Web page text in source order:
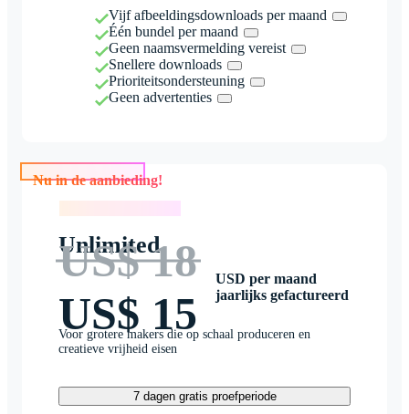
Vijf afbeeldingsdownloads per maand
Één bundel per maand
Geen naamsvermelding vereist
Snellere downloads
Prioriteitsondersteuning
Geen advertenties
Nu in de aanbieding!
Unlimited
US$ 18
US$ 15
USD per maand
jaarlijks gefactureerd
Voor grotere makers die op schaal produceren en
creatieve vrijheid eisen
7 dagen gratis proefperiode